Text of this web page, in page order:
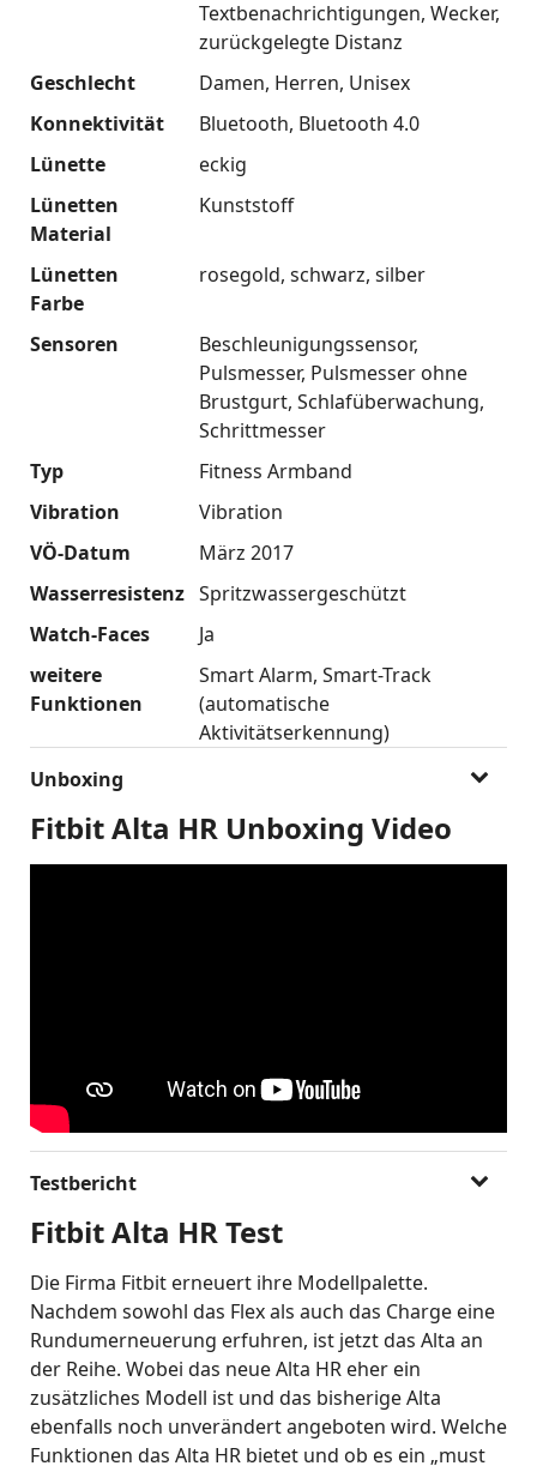
Textbenachrichtigungen Wecker
zurückgelegte Distanz
Geschlecht
Damen Herren Unisex
Konnektivität
Bluetooth Bluetooth 4.0
Lünette
eckig
Lünetten
Material
Kunststoff
Lünetten
Farbe
rosegold schwarz silber
Sensoren
Beschleunigungssensor
Pulsmesser Pulsmesser ohne
Brustgurt Schlafüberwachung
Schrittmesser
Typ
Fitness Armband
Vibration
Vibration
VÖ-Datum
März 2017
Wasserresistenz Spritzwassergeschützt
Watch-Faces
Ja
weitere
Funktionen
Smart Alarm Smart-Track
(automatische
Aktivitätserkennung)
Unboxing
Fitbit Alta HR Unboxing Video
Testbericht
Fitbit Alta HR Test
Die Firma Fitbit erneuert ihre Modellpalette.
Nachdem sowohl das Flex als auch das Charge eine
Rundumerneuerung erfuhren, ist jetzt das Alta an
der Reihe. Wobei das neue Alta HR eher ein
zusätzliches Modell ist und das bisherige Alta
ebenfalls noch unverändert angeboten wird. Welche
Funktionen das Alta HR bietet und ob es ein „must